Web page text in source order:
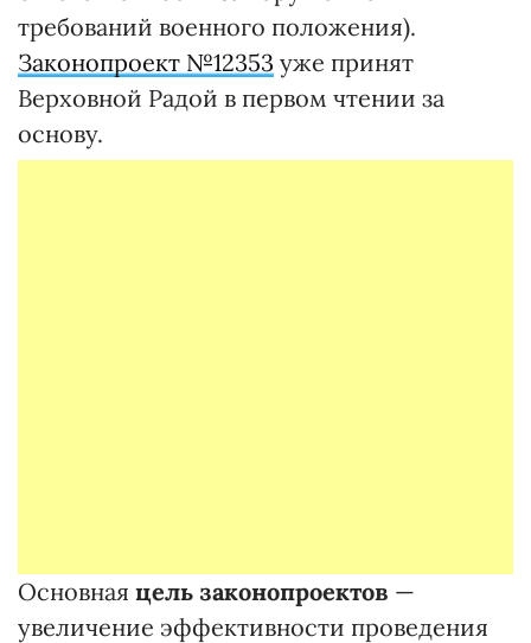
требований военного положения).
Законопроект №12353 уже принят
Верховной Радой в первом чтении за
основу.
Основная цель законопроектов —
увеличение эффективности проведения